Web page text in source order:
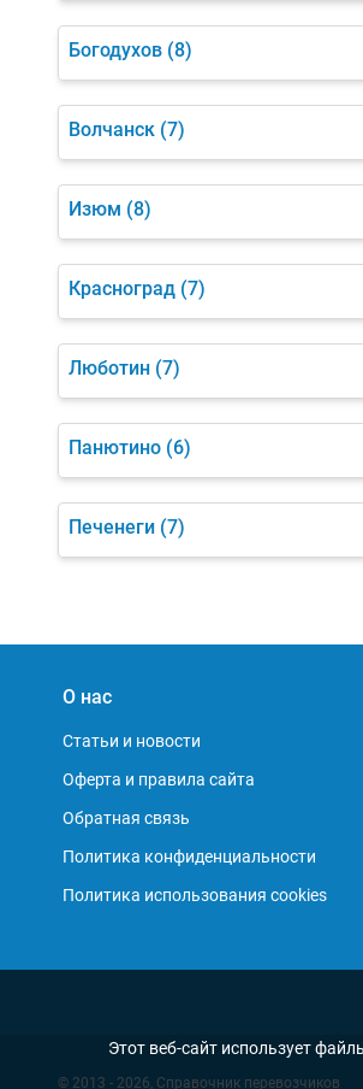
Богодухов (8)
Волчанск (7)
Изюм (8)
Красноград (7)
Люботин (7)
Панютино (6)
Печенеги (7)
О нас
Статьи и новости
Оферта и правила сайта
Обратная связь
Политика конфиденциальности
Политика использования cookies
© 2013 - 2026, Справочник перевозчиков
Этот веб-сайт использует